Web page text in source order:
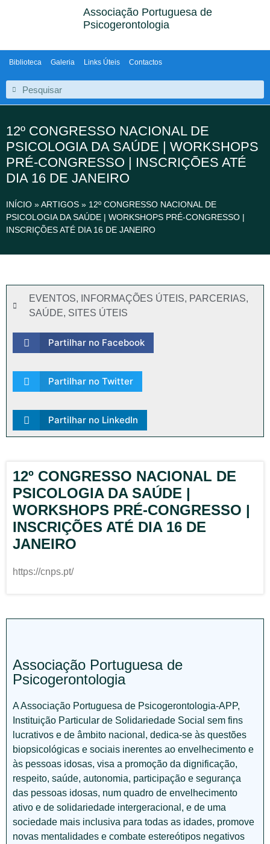
Associação Portuguesa de
Psicogerontologia
Biblioteca Galeria Links Úteis Contactos
12º CONGRESSO NACIONAL DE
PSICOLOGIA DA SAÚDE | WORKSHOPS
PRÉ-CONGRESSO | INSCRIÇÕES ATÉ
DIA 16 DE JANEIRO
INÍCIO »ARTIGOS » 12º CONGRESSO NACIONAL DE
PSICOLOGIA DA SAÚDE | WORKSHOPS PRÉ-CONGRESSO |
INSCRIÇÕES ATÉ DIA 16 DE JANEIRO
EVENTOS, INFORMAÇÕES ÚTEIS, PARCERIAS,
SAÚDE, SITES ÚTEIS
Partilhar no Facebook
Partilhar no Twitter
Partilhar no LinkedIn
12º CONGRESSO NACIONAL DE
PSICOLOGIA DA SAÚDE |
WORKSHOPS PRÉ-CONGRESSO |
INSCRIÇÕES ATÉ DIA 16 DE
JANEIRO
https://cnps.pt/
Associação Portuguesa de
Psicogerontologia
A Associação Portuguesa de Psicogerontologia-APP,
Instituição Particular de Solidariedade Social sem fins
lucrativos e de âmbito nacional, dedica-se às questões
biopsicológicas e sociais inerentes ao envelhecimento e
às pessoas idosas, visa a promoção da dignificação,
respeito, saúde, autonomia, participação e segurança
das pessoas idosas, num quadro de envelhecimento
ativo e de solidariedade intergeracional, e de uma
sociedade mais inclusiva para todas as idades, promove
novas mentalidades e combate estereótipos negativos